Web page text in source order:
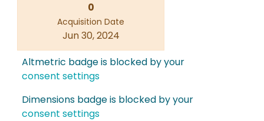
0
Acquisition Date
Jun 30, 2024
Altmetric badge is blocked by your
consent settings
Dimensions badge is blocked by your
consent settings